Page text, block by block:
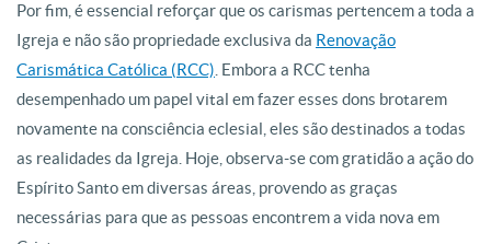
Por fim, é essencial reforçar que os carismas pertencem a toda a
Igreja e não são propriedade exclusiva da Renovação
Carismática Católica (RCC) . Embora a RCC tenha
desempenhado um papel vital em fazer esses dons brotarem
novamente na consciência eclesial, eles são destinados a todas
as realidades da Igreja. Hoje, observa-se com gratidão a ação do
Espírito Santo em diversas áreas, provendo as graças
necessárias para que as pessoas encontrem a vida nova em